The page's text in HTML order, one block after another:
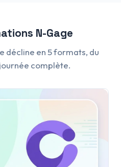
N-Gage
décline en 5 formats, du
complète.